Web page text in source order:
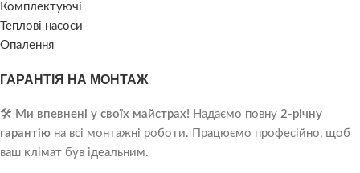
Комплектуючі
Теплові насоси
Опалення
ГАРАНТІЯ НА МОНТАЖ
🛠️ Ми впевнені у своїх майстрах! Надаємо повну 2-річну
гарантію на всі монтажні роботи. Працюємо професійно, щоб
ваш клімат був ідеальним.